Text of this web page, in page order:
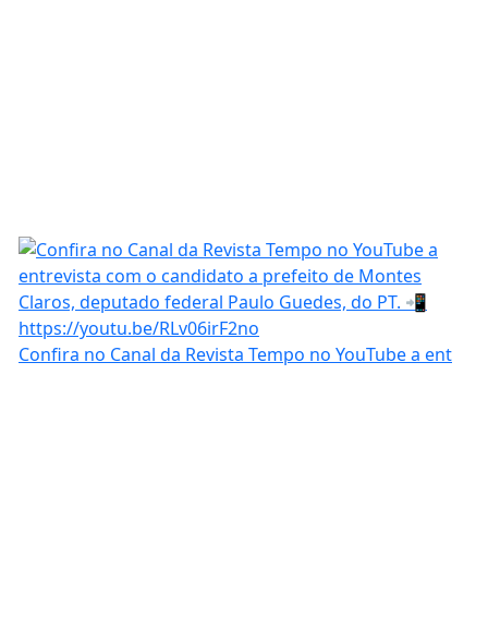
Confira no Canal da Revista Tempo no YouTube a ent